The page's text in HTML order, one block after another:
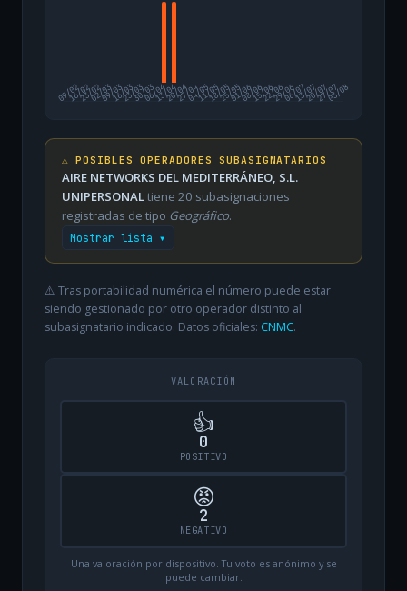
09/02
16/0223/0202/0309/0316/0323/0330/0306/0413/0420/0427/0404/0511/0518/0525/0501/0608/0615/0622/0629/0606/0713/0720/0727/07
03/08
⚠️ POSIBLES OPERADORES SUBASIGNATARIOS
AIRE NETWORKS DEL MEDITERRÁNEO, S.L.
UNIPERSONALtiene 20 subasignaciones
registradas de tipo Geográfico.
Mostrar lista ▾
⚠️ Tras portabilidad numérica el número puede estar
siendo gestionado por otro operador distinto al
subasignatario indicado. Datos oficiales: CNMC.
VALORACIÓN
👍
0
POSITIVO
😡
2
NEGATIVO
Una valoración por dispositivo. Tu voto es anónimo y se
puede cambiar.